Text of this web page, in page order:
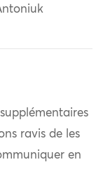
ravis de les
en